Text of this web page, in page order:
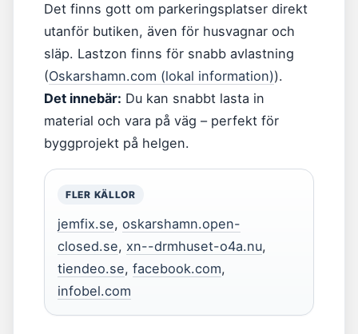
Det finns gott om parkeringsplatser direkt
utanför butiken, även för husvagnar och
släp. Lastzon finns för snabb avlastning
(Oskarshamn.com (lokal information)).
Det innebär: Du kan snabbt lasta in
material och vara på väg – perfekt för
byggprojekt på helgen.
FLER KÄLLOR
jemfix.se, oskarshamn.open-
closed.se, xn--drmhuset-o4a.nu,
tiendeo.se, facebook.com,
infobel.com